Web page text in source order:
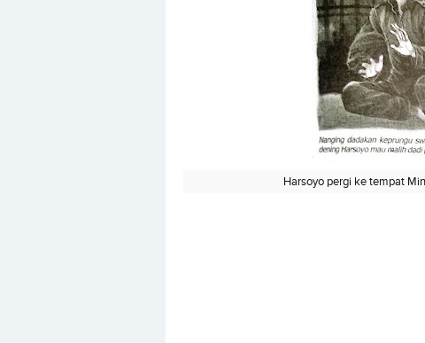
Harsoyo pergi ke tempat